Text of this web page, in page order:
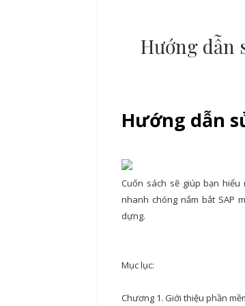
Hướng dẫn
Hướng dẫn
Cuốn sách sẽ giúp bạn hiểu
nhanh chóng nắm bắt SAP
dựng.
Mục lục:
Chương 1. Giới thiệu phần